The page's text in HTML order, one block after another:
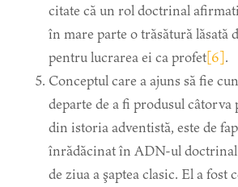
citate că un rol doctrinal
în mare parte o trăsătură lăsată
pentru lucrarea ei ca profet[6].
Conceptul care a ajuns să fie
departe de a fi produsul câtorva
din istoria adventistă, este de
înrădăcinat în ADN-ul
de ziua a şaptea clasic. El a fost